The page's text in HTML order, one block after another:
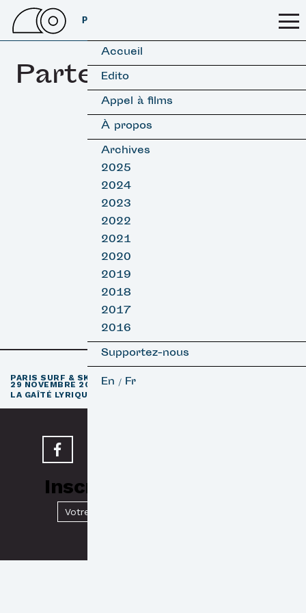
PSSFF 2026
Accueil
Edito
Appel à films
À propos
Archives
2025
2024
2023
2022
2021
2020
2019
2018
2017
2016
Supportez-nous
En / Fr
Partenaires
PARIS SURF & SKATEBOARD FILM FESTIVAL
29 NOVEMBRE 2026
LA GAÎTÉ LYRIQUE · PARIS 3
Inscrivez-vous à notre